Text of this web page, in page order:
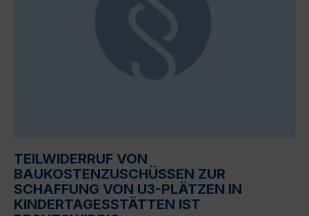
TEILWIDERRUF VON
BAUKOSTENZUSCHÜSSEN ZUR
SCHAFFUNG VON U3-PLÄTZEN IN
KINDERTAGESSTÄTTEN IST